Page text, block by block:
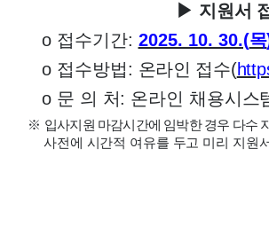
▶ 지원서
접수기간: 2025. 10. 30.(목
접수방법: 온라인 접수(
문 의 처: 온라인 채용시스
입사지원 마감시간에 임박한 경우 다수
유를 두고 미리 지원서를 최종